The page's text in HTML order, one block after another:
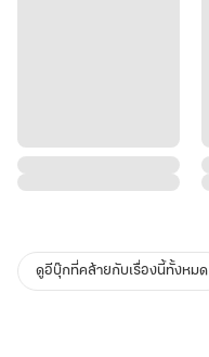
ดูอีบุ๊กที่คล้ายกับเรื่องนี้ทั้งหมด